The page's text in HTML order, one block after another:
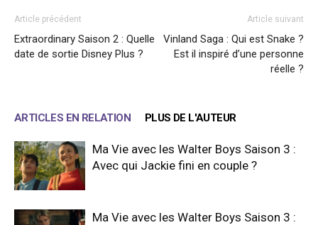
Article précédent
Extraordinary Saison 2 : Quelle
date de sortie Disney Plus ?
Article suivant
Vinland Saga : Qui est Snake ?
Est il inspiré d’une personne
réelle ?
ARTICLES EN RELATION PLUS DE L'AUTEUR
Ma Vie avec les Walter Boys Saison 3 :
Avec qui Jackie fini en couple ?
Ma Vie avec les Walter Boys Saison 3 :